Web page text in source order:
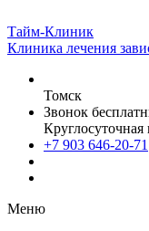
Тайм-Клиник
Клиника лечения
Томск
Звонок
+7 903 646-20-71
Меню